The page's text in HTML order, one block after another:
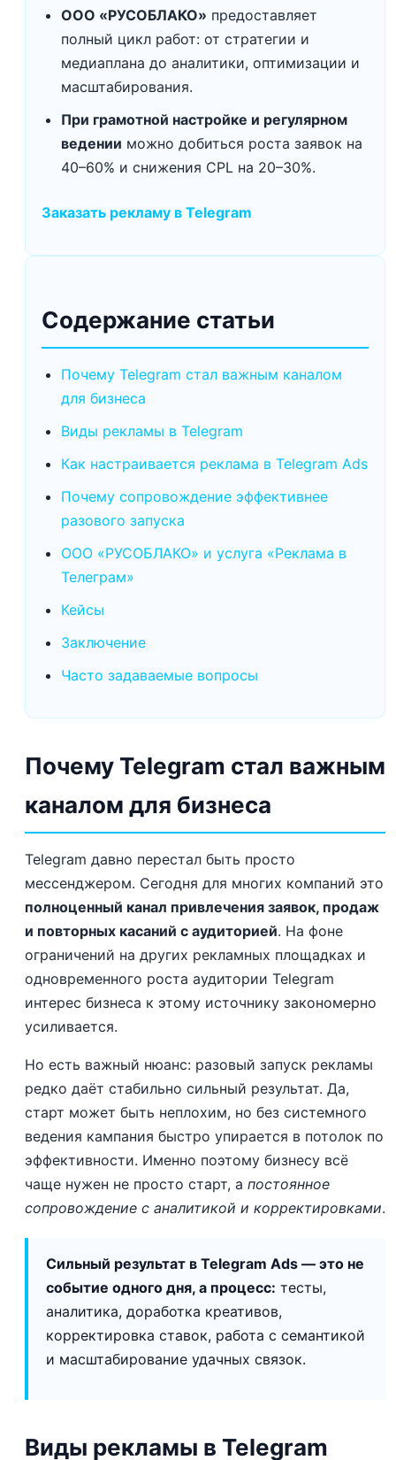
ООО «РУСОБЛАКО» предоставляет
полный цикл работ: от стратегии и
медиаплана до аналитики, оптимизации и
масштабирования.
При грамотной настройке и регулярном
ведении можно добиться роста заявок на
40–60% и снижения CPL на 20–30%.
Заказать рекламу в Telegram
Содержание статьи
Почему Telegram стал важным каналом
для бизнеса
Виды рекламы в Telegram
Как настраивается реклама в Telegram Ads
Почему сопровождение эффективнее
разового запуска
ООО «РУСОБЛАКО» и услуга «Реклама в
Телеграм»
Кейсы
Заключение
Часто задаваемые вопросы
Почему Telegram стал важным
каналом для бизнеса
Telegram давно перестал быть просто
мессенджером. Сегодня для многих компаний это
полноценный канал привлечения заявок, продаж
и повторных касаний с аудиторией. На фоне
ограничений на других рекламных площадках и
одновременного роста аудитории Telegram
интерес бизнеса к этому источнику закономерно
усиливается.
Но есть важный нюанс: разовый запуск рекламы
редко даёт стабильно сильный результат. Да,
старт может быть неплохим, но без системного
ведения кампания быстро упирается в потолок по
эффективности. Именно поэтому бизнесу всё
чаще нужен не просто старт, а постоянное
сопровождение с аналитикой и корректировками.
Сильный результат в Telegram Ads — это не
событие одного дня, а процесс: тесты,
аналитика, доработка креативов,
корректировка ставок, работа с семантикой
и масштабирование удачных связок.
Виды рекламы в Telegram